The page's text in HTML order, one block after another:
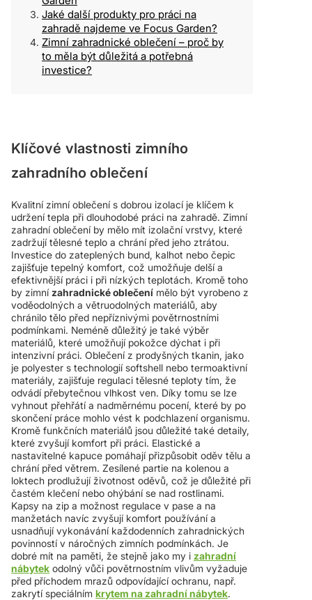
Jaké další produkty pro práci na
zahradě najdeme ve Focus Garden?
Zimní zahradnické oblečení – proč by
to měla být důležitá a potřebná
investice?
Klíčové vlastnosti zimního
zahradního oblečení
Kvalitní zimní oblečení s dobrou izolací je klíčem k
udržení tepla při dlouhodobé práci na zahradě. Zimní
zahradní oblečení by mělo mít izolační vrstvy, které
zadržují tělesné teplo a chrání před jeho ztrátou.
Investice do zateplených bund, kalhot nebo čepic
zajišťuje tepelný komfort, což umožňuje delší a
efektivnější práci i při nízkých teplotách. Kromě toho
by zimnízahradnické oblečení mělo být vyrobeno z
voděodolných a větruodolných materiálů, aby
chránilo tělo před nepříznivými povětrnostními
podmínkami. Neméně důležitý je také výběr
materiálů, které umožňují pokožce dýchat i při
intenzivní práci. Oblečení z prodyšných tkanin, jako
je polyester s technologií softshell nebo termoaktivní
materiály, zajišťuje regulaci tělesné teploty tím, že
odvádí přebytečnou vlhkost ven. Díky tomu se lze
vyhnout přehřátí a nadměrnému pocení, které by po
skončení práce mohlo vést k podchlazení organismu.
Kromě funkčních materiálů jsou důležité také detaily,
které zvyšují komfort při práci. Elastické a
nastavitelné kapuce pomáhají přizpůsobit oděv tělu a
chrání před větrem. Zesílené partie na kolenou a
loktech prodlužují životnost oděvů, což je důležité při
častém klečení nebo ohýbání se nad rostlinami.
Kapsy na zip a možnost regulace v pase a na
manžetách navíc zvyšují komfort používání a
usnadňují vykonávání každodenních zahradnických
povinností v náročných zimních podmínkách. Je
dobré mít na paměti, že stejně jako my i zahradní
nábytek odolný vůči povětrnostním vlivům vyžaduje
před příchodem mrazů odpovídající ochranu, např.
zakrytí speciálním krytem na zahradní nábytek.